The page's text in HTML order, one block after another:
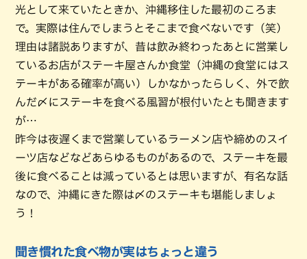
光として来ていたときか、沖縄移住した最初のころま
で。実際は住んでしまうとそこまで食べないです（笑）
理由は諸説ありますが、昔は飲み終わったあとに営業し
ているお店がステーキ屋さんか食堂（沖縄の食堂にはス
テーキがある確率が高い）しかなかったらしく、外で飲
んだ〆にステーキを食べる風習が根付いたとも聞きます
が…
昨今は夜遅くまで営業しているラーメン店や締めのスイ
ーツ店などなどあらゆるものがあるので、ステーキを最
後に食べることは減っているとは思いますが、有名な話
なので、沖縄にきた際は〆のステーキも堪能しましょ
う！
聞き慣れた食べ物が実はちょっと違う